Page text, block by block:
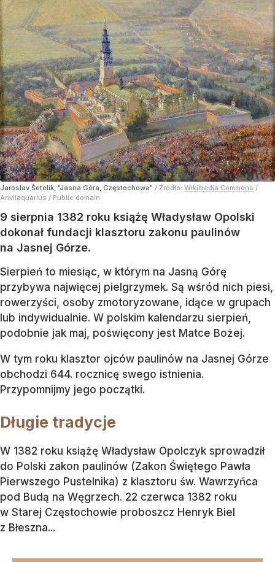
Jaroslav Šetelík, "Jasna Góra, Częstochowa" / Źródło: Wikimedia Commons /
Anvilaquarius / Public domain
9 sierpnia 1382 roku książę Władysław Opolski
dokonał fundacji klasztoru zakonu paulinów
na Jasnej Górze.
Sierpień to miesiąc, w którym na Jasną Górę
przybywa najwięcej pielgrzymek. Są wśród nich piesi,
rowerzyści, osoby zmotoryzowane, idące w grupach
lub indywidualnie. W polskim kalendarzu sierpień,
podobnie jak maj, poświęcony jest Matce Bożej.
W tym roku klasztor ojców paulinów na Jasnej Górze
obchodzi 644. rocznicę swego istnienia.
Przypomnijmy jego początki.
Długie tradycje
W 1382 roku książę Władysław Opolczyk sprowadził
do Polski zakon paulinów (Zakon Świętego Pawła
Pierwszego Pustelnika) z klasztoru św. Wawrzyńca
pod Budą na Węgrzech. 22 czerwca 1382 roku
w Starej Częstochowie proboszcz Henryk Biel
z Błeszna...